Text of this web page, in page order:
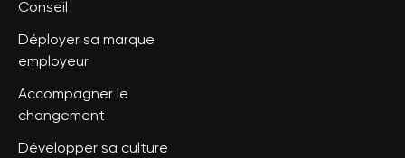
Conseil
Déployer sa marque
employeur
Accompagner le
changement
Développer sa culture